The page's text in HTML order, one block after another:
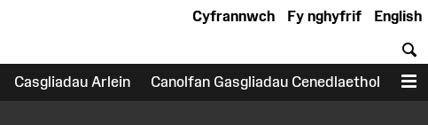
English
Fy nghyfrif
Cyfrannwch
Casgliadau Arlein Canolfan Gasgliadau Cenedlaethol